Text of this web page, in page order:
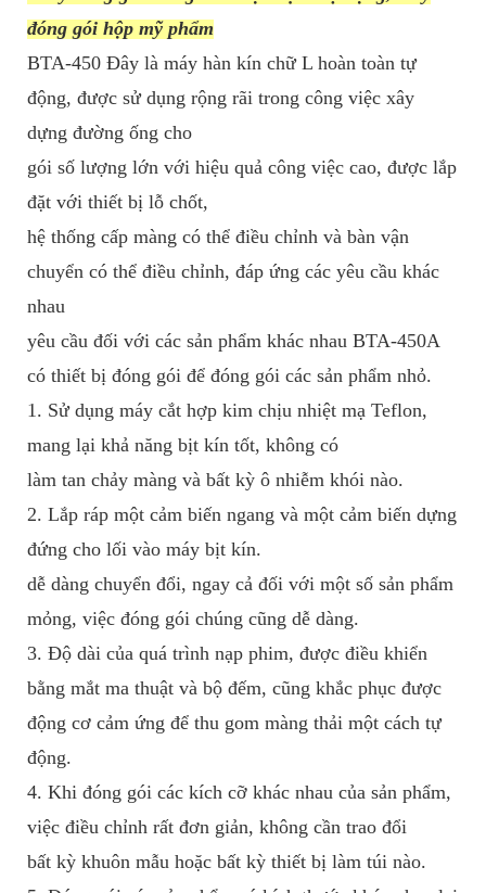
đóng gói hộp mỹ phẩm
BTA-450 Đây là máy hàn kín chữ L hoàn toàn tự
động, được sử dụng rộng rãi trong công việc xây
dựng đường ống cho
gói số lượng lớn với hiệu quả công việc cao, được lắp
đặt với thiết bị lỗ chốt,
hệ thống cấp màng có thể điều chỉnh và bàn vận
chuyển có thể điều chỉnh, đáp ứng các yêu cầu khác
nhau
yêu cầu đối với các sản phẩm khác nhau BTA-450A
có thiết bị đóng gói để đóng gói các sản phẩm nhỏ.
1. Sử dụng máy cắt hợp kim chịu nhiệt mạ Teflon,
mang lại khả năng bịt kín tốt, không có
làm tan chảy màng và bất kỳ ô nhiễm khói nào.
2. Lắp ráp một cảm biến ngang và một cảm biến dựng
đứng cho lối vào máy bịt kín.
dễ dàng chuyển đổi, ngay cả đối với một số sản phẩm
mỏng, việc đóng gói chúng cũng dễ dàng.
3. Độ dài của quá trình nạp phim, được điều khiển
bằng mắt ma thuật và bộ đếm, cũng khắc phục được
động cơ cảm ứng để thu gom màng thải một cách tự
động.
4. Khi đóng gói các kích cỡ khác nhau của sản phẩm,
việc điều chỉnh rất đơn giản, không cần trao đổi
bất kỳ khuôn mẫu hoặc bất kỳ thiết bị làm túi nào.